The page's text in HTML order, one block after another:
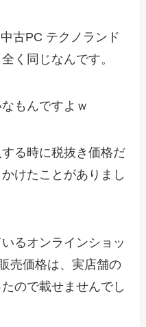
古PC テクノランド
く同じなんです。
もんですよｗ
る時に税抜き価格だ
けたことがありまし
るオンラインショッ
売価格は、実店舗の
ので載せませんでし